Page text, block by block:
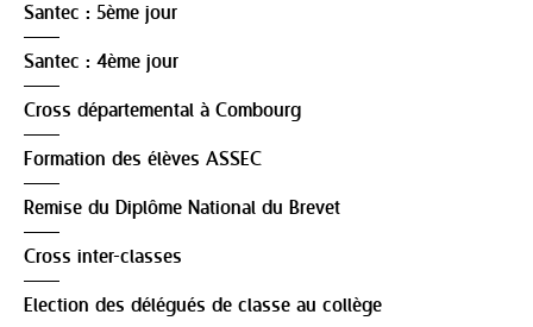
Santec : 5ème jour
Santec : 4ème jour
Cross départemental à Combourg
Formation des élèves ASSEC
Remise du Diplôme National du Brevet
Cross inter-classes
Election des délégués de classe au collège